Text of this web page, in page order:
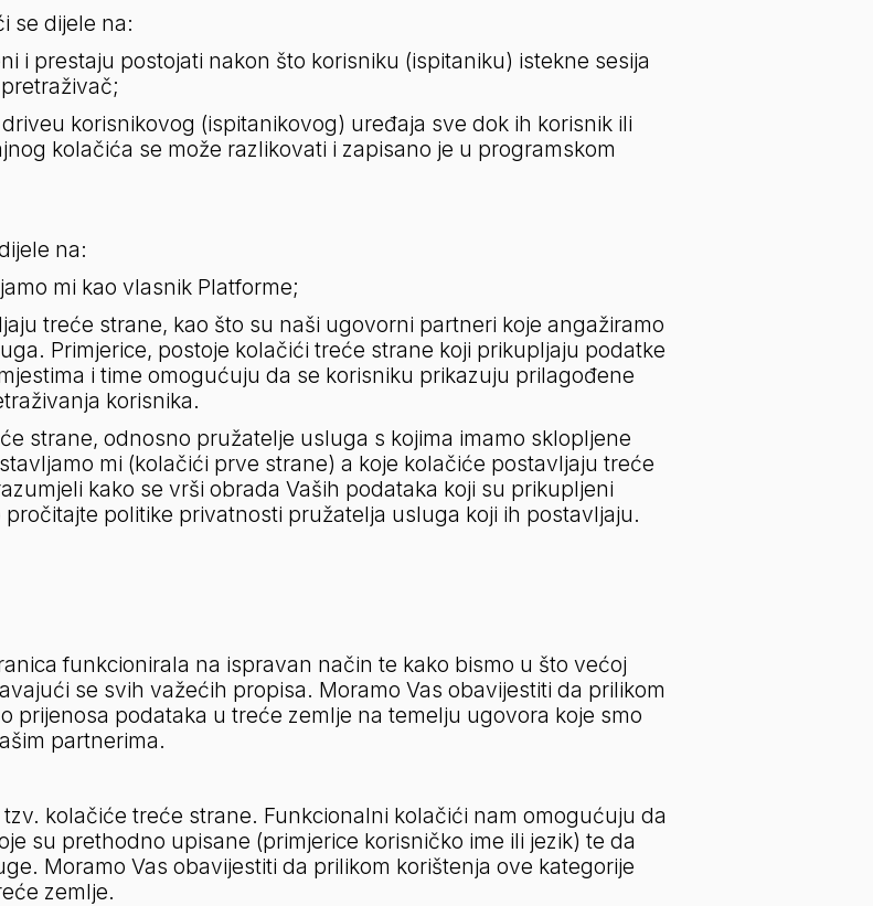
se dijele na:
i prestaju postojati nakon što korisniku (ispitaniku) istekne sesija
korisnikovog (ispitanikovog) uređaja sve dok ih korisnik ili
kolačića se može razlikovati i zapisano je u programskom
na:
mi kao vlasnik Platforme;
treće strane, kao što su naši ugovorni partneri koje angažiramo
Primjerice, postoje kolačići treće strane koji prikupljaju podatke
i time omogućuju da se korisniku prikazuju prilagođene
korisnika.
strane, odnosno pružatelje usluga s kojima imamo sklopljene
mi (kolačići prve strane) a koje kolačiće postavljaju treće
kako se vrši obrada Vaših podataka koji su prikupljeni
politike privatnosti pružatelja usluga koji ih postavljaju.
funkcionirala na ispravan način te kako bismo u što većoj
se svih važećih propisa. Moramo Vas obavijestiti da prilikom
prijenosa podataka u treće zemlje na temelju ugovora koje smo
partnerima.
kolačiće treće strane. Funkcionalni kolačići nam omogućuju da
su prethodno upisane (primjerice korisničko ime ili jezik) te da
Moramo Vas obavijestiti da prilikom korištenja ove kategorije
zemlje.